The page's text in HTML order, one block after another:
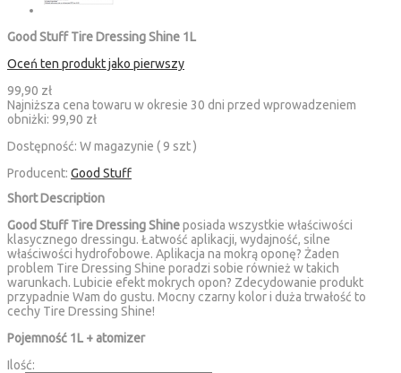
Good Stuff Tire Dressing Shine 1L
Oceń ten produkt jako pierwszy
99,90 zł
Najniższa cena towaru w okresie 30 dni przed wprowadzeniem
obniżki: 99,90 zł
Dostępność: W magazynie ( 9 szt )
Producent: Good Stuff
Short Description
Good Stuff Tire Dressing Shineposiada wszystkie właściwości
klasycznego dressingu. Łatwość aplikacji, wydajność, silne
właściwości hydrofobowe. Aplikacja na mokrą oponę? Żaden
problem Tire Dressing Shine poradzi sobie również w takich
warunkach. Lubicie efekt mokrych opon? Zdecydowanie produkt
przypadnie Wam do gustu. Mocny czarny kolor i duża trwałość to
cechy Tire Dressing Shine!
Pojemność 1L + atomizer
Ilość: